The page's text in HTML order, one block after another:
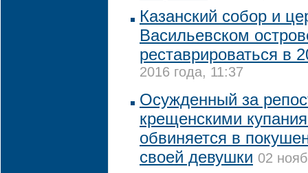
Казанский собор и
Васильевском
реставрироваться в
2016 года, 11:37
Осужденный за
крещенскими
обвиняется в
своей девушки 02